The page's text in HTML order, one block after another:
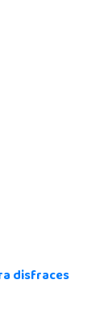
disfraces